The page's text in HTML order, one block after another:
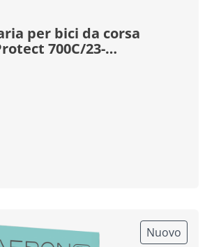
per bici da corsa
700C/23-
Nuovo